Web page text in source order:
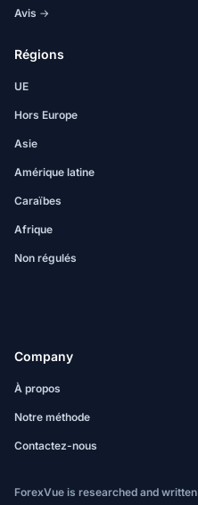
Avis →
Régions
UE
Hors Europe
Asie
Amérique latine
Caraïbes
Afrique
Non régulés
Company
À propos
Notre méthode
Contactez-nous
ForexVue is researched and